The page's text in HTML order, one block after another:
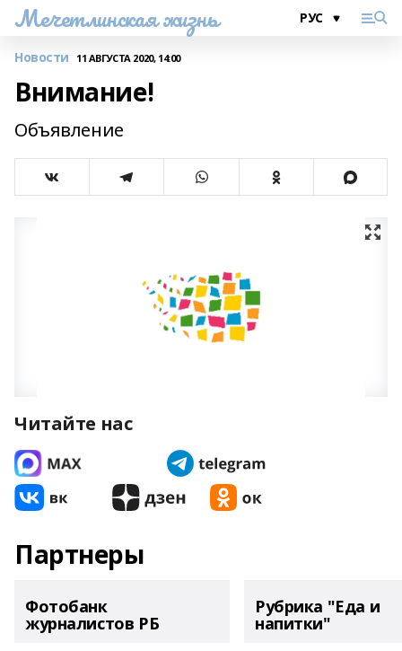
Мечетлинская жизнь
Новости 11 АВГУСТА 2020, 14:00
Внимание!
Объявление
Читайте нас
Партнеры
Фотобанк
журналистов РБ
Рубрика "Еда и
напитки"